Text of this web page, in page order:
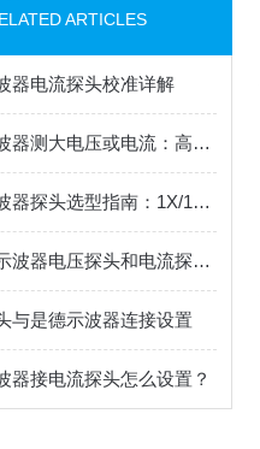
ARTICLES
器电流探头校准详解
泰克示波器测大电压或电流：高压差分探头与电流探头选配指南
泰克示波器探头选型指南：1X/10X、差分与电流探头的应用解析
如何对示波器电压探头和电流探头进行偏移校正？
与是德示波器连接设置
器接电流探头怎么设置？